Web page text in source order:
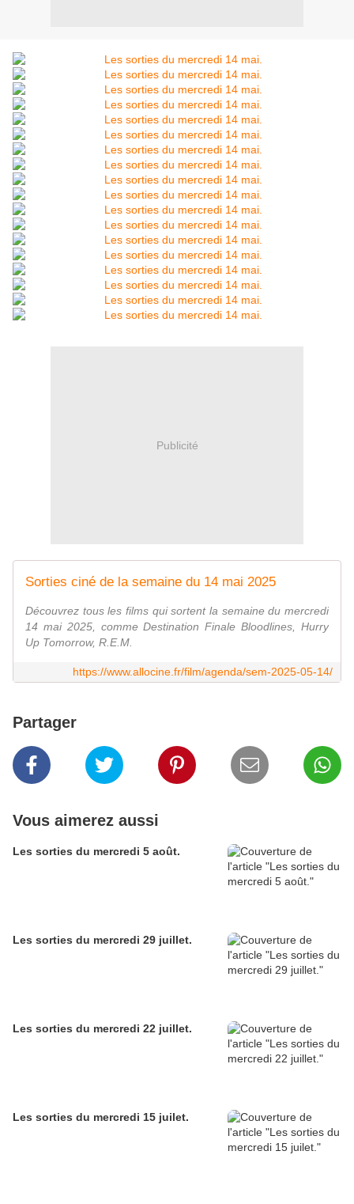
Publicité
Sorties ciné de la semaine du 14 mai 2025
Découvrez tous les films qui sortent la semaine du mercredi
14 mai 2025, comme Destination Finale Bloodlines, Hurry
Up Tomorrow, R.E.M.
https://www.allocine.fr/film/agenda/sem-2025-05-14/
Partager
Vous aimerez aussi
Les sorties du mercredi 5 août.
Les sorties du mercredi 29 juillet.
Les sorties du mercredi 22 juillet.
Les sorties du mercredi 15 juilet.